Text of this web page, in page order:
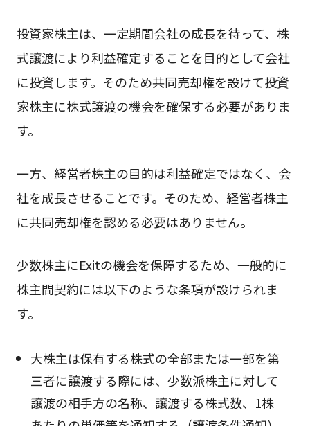
投資家株主は、一定期間会社の成長を待って、株
式譲渡により利益確定することを目的として会社
に投資します。そのため共同売却権を設けて投資
家株主に株式譲渡の機会を確保する必要がありま
す。
一方、経営者株主の目的は利益確定ではなく、会
社を成長させることです。そのため、経営者株主
に共同売却権を認める必要はありません。
少数株主にExitの機会を保障するため、一般的に
株主間契約には以下のような条項が設けられま
す。
大株主は保有する株式の全部または一部を第
三者に譲渡する際には、少数派株主に対して
譲渡の相手方の名称、譲渡する株式数、1株